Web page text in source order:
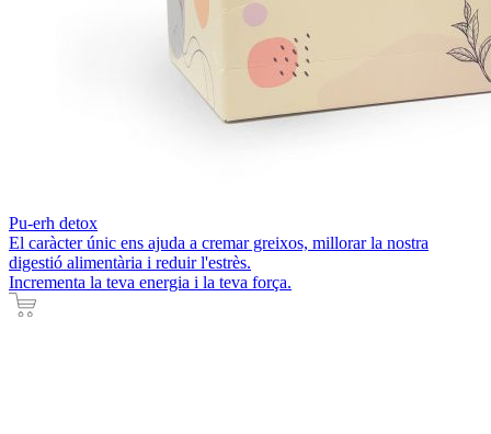
Pu-erh detox
El caràcter únic ens ajuda a cremar greixos, millorar la nostra
digestió alimentària i reduir l'estrès.
Incrementa la teva energia i la teva força.